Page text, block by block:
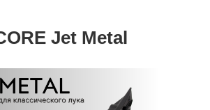
Jet Metal